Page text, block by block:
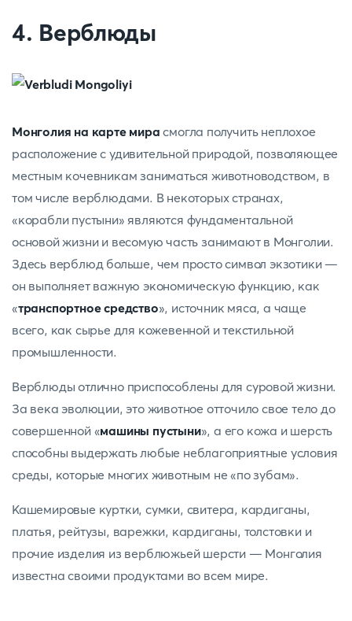
4. Верблюды
Монголия на карте мира смогла получить неплохое
расположение с удивительной природой, позволяющее
местным кочевникам заниматься животноводством, в
том числе верблюдами. В некоторых странах,
«корабли пустыни» являются фундаментальной
основой жизни и весомую часть занимают в Монголии.
Здесь верблюд больше, чем просто символ экзотики —
он выполняет важную экономическую функцию, как
«транспортное средство», источник мяса, а чаще
всего, как сырье для кожевенной и текстильной
промышленности.
Верблюды отлично приспособлены для суровой жизни.
За века эволюции, это животное отточило свое тело до
совершенной «машины пустыни», а его кожа и шерсть
способны выдержать любые неблагоприятные условия
среды, которые многих животным не «по зубам».
Кашемировые куртки, сумки, свитера, кардиганы,
платья, рейтузы, варежки, кардиганы, толстовки и
прочие изделия из верблюжьей шерсти — Монголия
известна своими продуктами во всем мире.